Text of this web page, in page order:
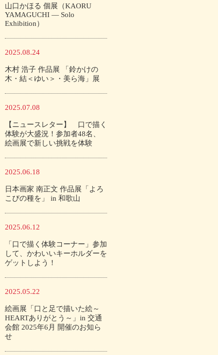
山口かほる 個展（KAORU
YAMAGUCHI — Solo
Exhibition）
2025.08.24
木村 浩子 作品展 「鈴かけの
木・結＜ゆい＞・美ら海」展
2025.07.08
【ニュースレター】 口で描く
体験が大盛況！参加者48名、
絵画展で新しい挑戦を体験
2025.06.18
日本画家 南正文 作品展「よろ
こびの種を」 in 和歌山
2025.06.12
「口で描く体験コーナー」参加
して、かわいいキーホルダーを
ゲットしよう！
2025.05.22
絵画展「口と足で描いた絵～
HEARTありがとう～」in 交通
会館 2025年6月 開催のお知ら
せ